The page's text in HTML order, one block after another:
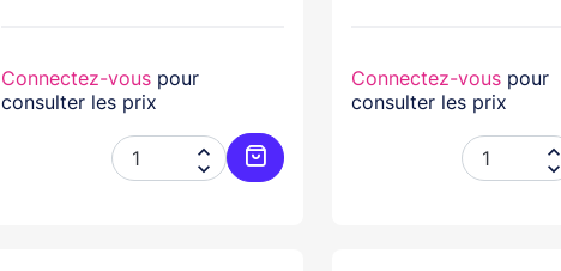
Connectez-vouspour
consulter les prix


Ajouter au panier
Connectez-vouspour
consulter les prix

